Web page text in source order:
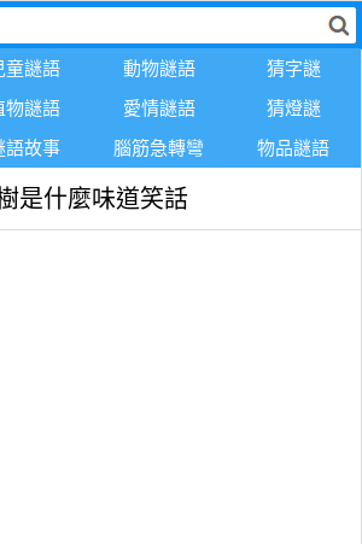
童謎語 動物謎語
猜字謎
物謎語 愛情謎語
猜燈謎
語故事 腦筋急轉彎 物品謎語
是什麼味道笑話